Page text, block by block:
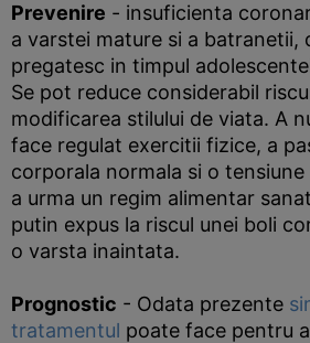
Prevenire - insuficienta
a varstei mature si a batranetii,
pregatesc in timpul
Se pot reduce considerabil
modificarea stilului de viata. A
face regulat exercitii fizice, a
corporala normala si o
a urma un regim alimentar
putin expus la riscul unei boli
o varsta inaintata.
Prognostic - Odata prezente
tratamentul poate face pentru